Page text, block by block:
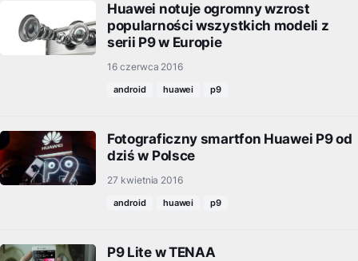
Huawei notuje ogromny wzrost
popularności wszystkich modeli z
serii P9 w Europie
16 czerwca 2016
android huawei p9
Fotograficzny smartfon Huawei P9 od
dziś w Polsce
27 kwietnia 2016
android huawei p9
P9 Lite w TENAA